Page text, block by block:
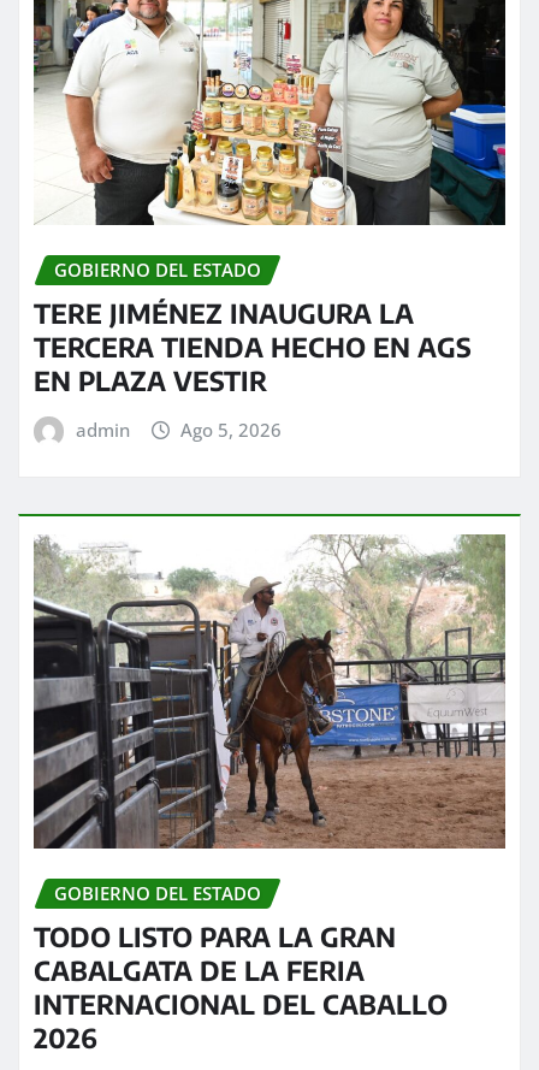
GOBIERNO DEL ESTADO
TERE JIMÉNEZ INAUGURA LA
TERCERA TIENDA HECHO EN AGS
EN PLAZA VESTIR
admin Ago 5, 2026
GOBIERNO DEL ESTADO
TODO LISTO PARA LA GRAN
CABALGATA DE LA FERIA
INTERNACIONAL DEL CABALLO
2026